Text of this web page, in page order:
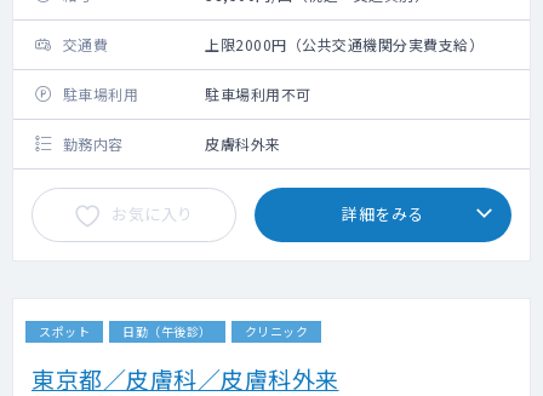
交通費 上限2000円（公共交通機関分実費支給）
駐車場利用 駐車場利用不可
勤務内容 皮膚科外来
お気に入り 詳細をみる
スポット 日勤（午後診） クリニック
東京都／皮膚科／皮膚科外来